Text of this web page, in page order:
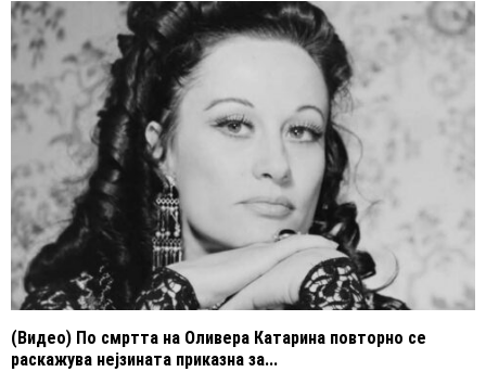
(Видео) По смртта на Оливера Катарина повторно се
раскажува нејзината приказна за...